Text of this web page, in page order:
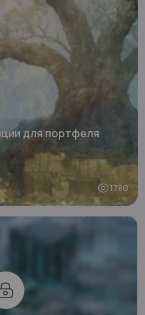
для портфеля
1780